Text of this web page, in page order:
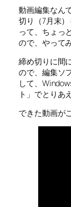
動画編集なん
切り（7月末
って、ちょっ
ので、やって
締め切りに間
ので、編集ソ
して、
ト」でとりあ
できた動画が